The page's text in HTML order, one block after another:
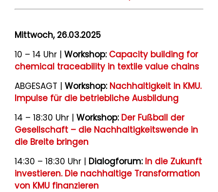
Mittwoch, 26.03.2025
10 – 14 Uhr | Workshop: Capacity building for
chemical traceability in textile value chains
ABGESAGT | Workshop: Nachhaltigkeit in KMU.
Impulse für die betriebliche Ausbildung
14 – 18:30 Uhr | Workshop: Der Fußball der
Gesellschaft – die Nachhaltigkeitswende in
die Breite bringen
14:30 – 18:30 Uhr | Dialogforum: In die Zukunft
investieren. Die nachhaltige Transformation
von KMU finanzieren